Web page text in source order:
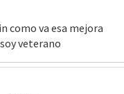
como va esa mejora
veterano